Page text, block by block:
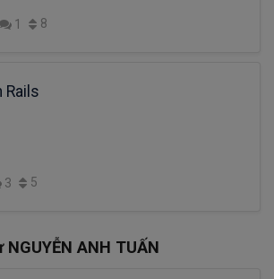
1 8
Rails
3 5
ANH TUẤN